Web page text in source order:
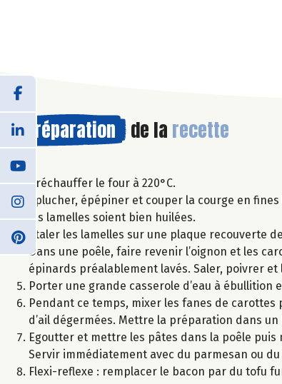
Préparation de la recette
Préchauffer le four à 220°C.
Eplucher, épépiner et couper la courge en
les lamelles soient bien huilées.
Etaler les lamelles sur une plaque recouverte
Dans une poêle, faire revenir l’oignon et les
épinards préalablement lavés. Saler, poivrer
Porter une grande casserole d’eau à ébullition
Pendant ce temps, mixer les fanes de
d’ail dégermées. Mettre la préparation dans un
Egoutter et mettre les pâtes dans la poêle
Servir immédiatement avec du parmesan ou
Flexi-reflexe : remplacer le bacon par du tofu